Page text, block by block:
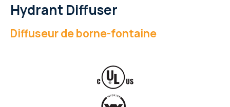
Hydrant Diffuser
Diffuseur de borne-fontaine